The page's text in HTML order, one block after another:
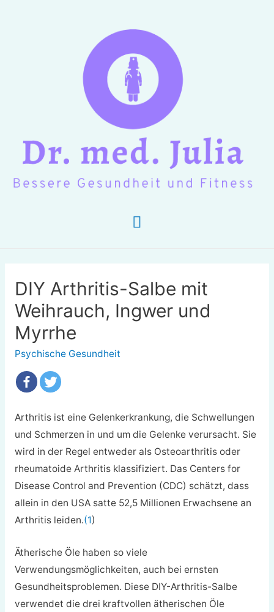
Hauptmenü
DIY Arthritis-Salbe mit
Weihrauch, Ingwer und
Myrrhe
Psychische Gesundheit
Arthritis ist eine Gelenkerkrankung, die Schwellungen
und Schmerzen in und um die Gelenke verursacht. Sie
wird in der Regel entweder als Osteoarthritis oder
rheumatoide Arthritis klassifiziert. Das Centers for
Disease Control and Prevention (CDC) schätzt, dass
allein in den USA satte 52,5 Millionen Erwachsene an
Arthritis leiden.(1)
Ätherische Öle haben so viele
Verwendungsmöglichkeiten, auch bei ernsten
Gesundheitsproblemen. Diese DIY-Arthritis-Salbe
verwendet die drei kraftvollen ätherischen Öle